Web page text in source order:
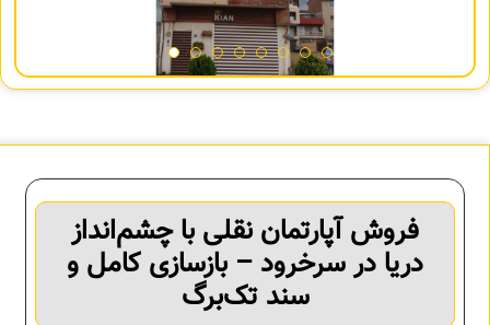
فروش آپارتمان نقلی با چشم‌انداز
دریا در سرخرود – بازسازی کامل و
سند تک‌برگ